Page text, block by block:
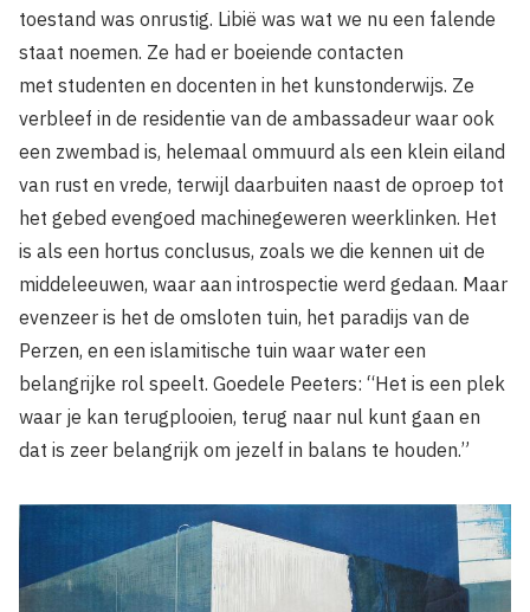
toestand was onrustig. Libië was wat we nu een falende
staat noemen. Ze had er boeiende contacten
met studenten en docenten in het kunstonderwijs. Ze
verbleef in de residentie van de ambassadeur waar ook
een zwembad is, helemaal ommuurd als een klein eiland
van rust en vrede, terwijl daarbuiten naast de oproep tot
het gebed evengoed machinegeweren weerklinken. Het
is als een hortus conclusus, zoals we die kennen uit de
middeleeuwen, waar aan introspectie werd gedaan. Maar
evenzeer is het de omsloten tuin, het paradijs van de
Perzen, en een islamitische tuin waar water een
belangrijke rol speelt. Goedele Peeters: “Het is een plek
waar je kan terugplooien, terug naar nul kunt gaan en
dat is zeer belangrijk om jezelf in balans te houden.”